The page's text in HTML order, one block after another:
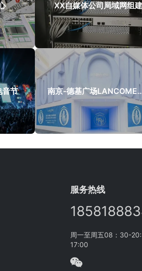
XX自媒体公司局域网组
音节 南京-德基广场
服务热线
周一至周五08：30-
17:00